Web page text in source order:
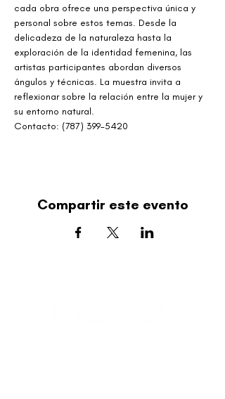
cada obra ofrece una perspectiva única y
personal sobre estos temas. Desde la
delicadeza de la naturaleza hasta la
exploración de la identidad femenina, las
artistas participantes abordan diversos
ángulos y técnicas. La muestra invita a
reflexionar sobre la relación entre la mujer y
su entorno natural.
Contacto: (787) 399-5420
Compartir este evento